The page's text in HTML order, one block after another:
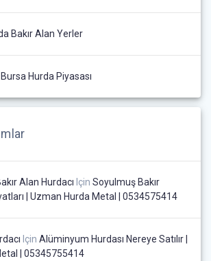
Bakır Alan Yerler
Hurda Piyasası
Alan Hurdacı Için Soyulmuş Bakır
| Uzman Hurda Metal | 0534575414
Için Alüminyum Hurdası Nereye Satılır |
| 05345755414